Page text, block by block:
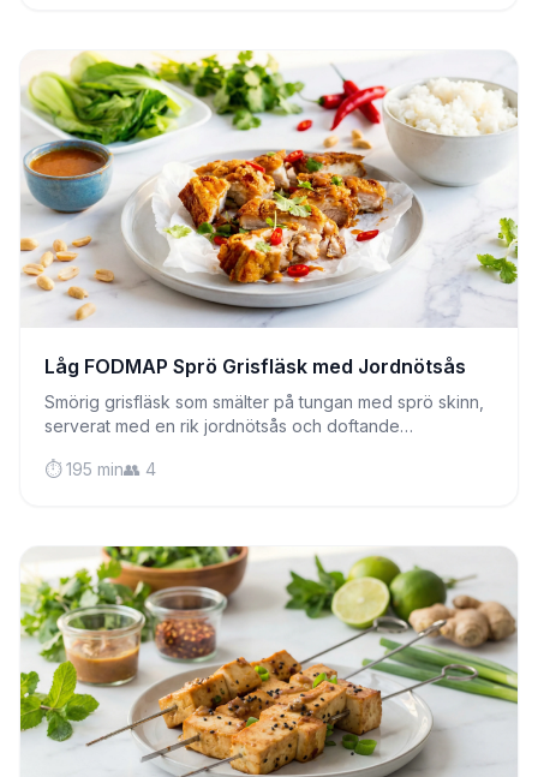
Låg FODMAP Sprö Grisfläsk med Jordnötsås
Smörig grisfläsk som smälter på tungan med sprö skinn,
serverat med en rik jordnötsås och doftande
⏱️ 195 min👥 4